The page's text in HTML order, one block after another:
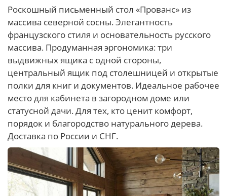
Роскошный письменный стол «Прованс» из
массива северной сосны. Элегантность
французского стиля и основательность русского
массива. Продуманная эргономика: три
выдвижных ящика с одной стороны,
центральный ящик под столешницей и открытые
полки для книг и документов. Идеальное рабочее
место для кабинета в загородном доме или
статусной дачи. Для тех, кто ценит комфорт,
порядок и благородство натурального дерева.
Доставка по России и СНГ.